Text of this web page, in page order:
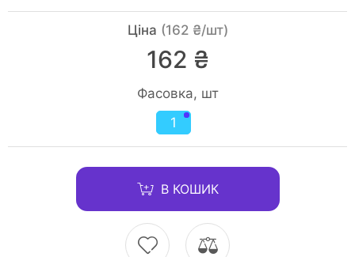
Ціна (162 ₴/шт)
162 ₴
Фасовка, шт
1
В КОШИК